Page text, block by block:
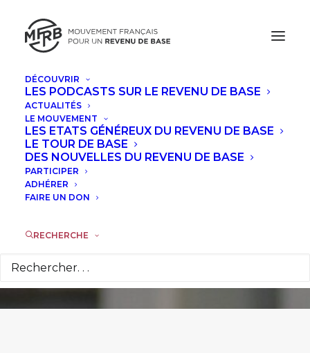
DÉCOUVRIR
LES PODCASTS SUR LE REVENU DE BASE
ACTUALITÉS
LE MOUVEMENT
LES ETATS GÉNÉREUX DU REVENU DE BASE
LE TOUR DE BASE
DES NOUVELLES DU REVENU DE BASE
PARTICIPER
ADHÉRER
FAIRE UN DON
RECHERCHE
Retours sur la
journée de coalition
RSA le 27 mars 2026
1 AVRIL 2026 |